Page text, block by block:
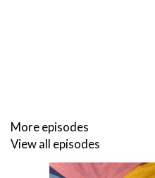
hystérie. L'ensemble de
nourrit l'agnotologie de
More episodes
View all episodes